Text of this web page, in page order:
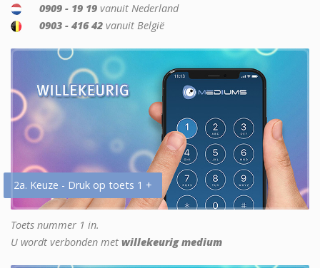
0909 - 19 19 vanuit Nederland
0903 - 416 42 vanuit België
2a. Keuze - Druk op toets 1 +
Toets nummer 1 in.
U wordt verbonden met willekeurig medium